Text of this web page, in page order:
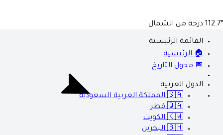
112.7° درجة من الشمال
القائمة الرئيسية
🏠 الرئيسية
📅 محول التاريخ
الدول العربية
🇸🇦 المملكة العربية السعودية
🇶🇦 قطر
🇰🇼 الكويت
🇧🇭 البحرين